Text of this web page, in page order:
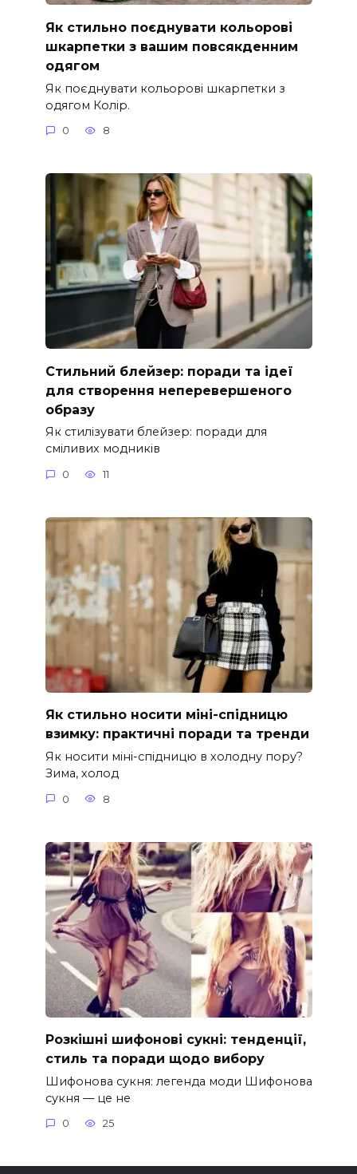
Як стильно поєднувати кольорові
шкарпетки з вашим повсякденним
одягом
Як поєднувати кольорові шкарпетки з
одягом Колір.
0 8
Стильний блейзер: поради та ідеї
для створення неперевершеного
образу
Як стилізувати блейзер: поради для
сміливих модників
0 11
Як стильно носити міні-спідницю
взимку: практичні поради та тренди
Як носити міні-спідницю в холодну пору?
Зима, холод
0 8
Розкішні шифонові сукні: тенденції,
стиль та поради щодо вибору
Шифонова сукня: легенда моди Шифонова
сукня — це не
0 25